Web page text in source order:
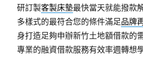
研訂製客製床墊最快當天就能撥款
多樣式的最符合您的條件滿足品牌
身打造足夠申辦新竹土地額借款的
專業的融資借款服務有效率週轉想